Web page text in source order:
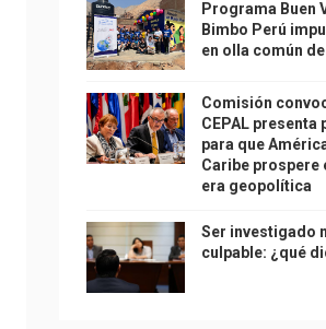
Programa Buen
Bimbo Perú
en olla común
Comisión
CEPAL presenta
para que
Caribe prospere
era geopolítica
Ser investigado
culpable: ¿qué